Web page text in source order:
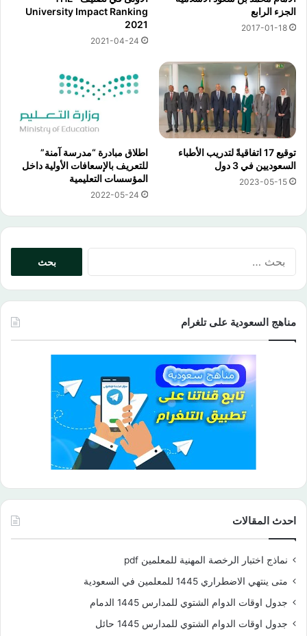
الجزء الرابع
2017-01-18
University Impact Ranking
2021
2021-04-24
توقيع 17 اتفاقيةً لتدريب الأطباء
السعوديين في 3 دول
2023-05-15
اطلاق مبادرة “مدرسة آمنة”
للتعريف بالإسعافات الأولية داخل
المؤسسات التعليمية
2022-05-24
مناهج السعودية على تلغرام
احدث المقالات
نماذج اختبار الرخصة المهنية للمعلمين pdf
متى ينتهي الاضطراري 1445 للمعلمين في السعودية
جدول اوقات الدوام الشتوي للمدارس 1445 الدمام
جدول اوقات الدوام الشتوي للمدارس 1445 حائل